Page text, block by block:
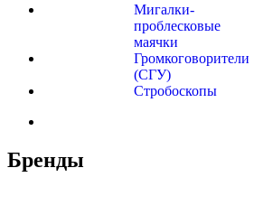
Мигалки-
проблесковые
маячки
Громкоговорители
(СГУ)
Стробоскопы
Бренды